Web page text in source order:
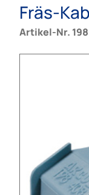
Fräs-
Artikel-Nr.